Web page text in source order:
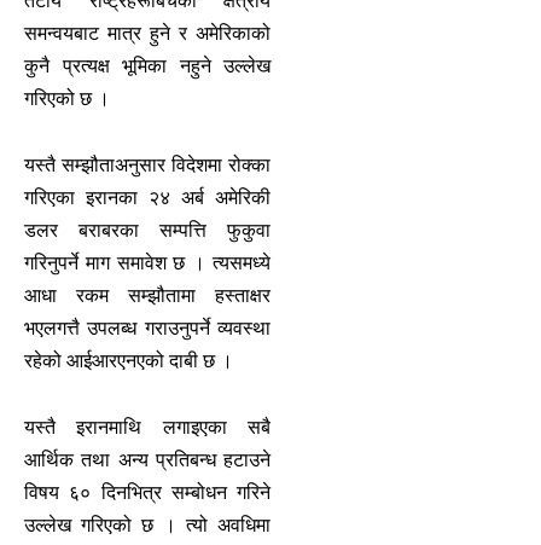
समन्वयबाट मात्र हुने र अमेरिकाको
कुनै प्रत्यक्ष भूमिका नहुने उल्लेख
गरिएको छ ।
यस्तै सम्झौताअनुसार विदेशमा रोक्का
गरिएका इरानका २४ अर्ब अमेरिकी
डलर बराबरका सम्पत्ति फुकुवा
गरिनुपर्ने माग समावेश छ । त्यसमध्ये
आधा रकम सम्झौतामा हस्ताक्षर
भएलगत्तै उपलब्ध गराउनुपर्ने व्यवस्था
रहेको आईआरएनएको दाबी छ ।
यस्तै इरानमाथि लगाइएका सबै
आर्थिक तथा अन्य प्रतिबन्ध हटाउने
विषय ६० दिनभित्र सम्बोधन गरिने
उल्लेख गरिएको छ । त्यो अवधिमा